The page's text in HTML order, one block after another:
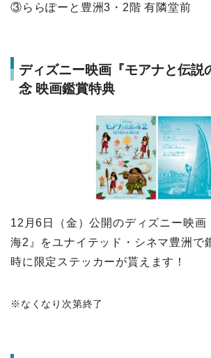
③ららぽーと豊洲3・2階 有隣堂前
ディズニー映画『モアナと伝説
念 映画鑑賞特典
12月6日（金）公開のディズニー映画
海2』をユナイテッド・シネマ豊洲で
時に限定ステッカーが貰えます！
※なくなり次第終了